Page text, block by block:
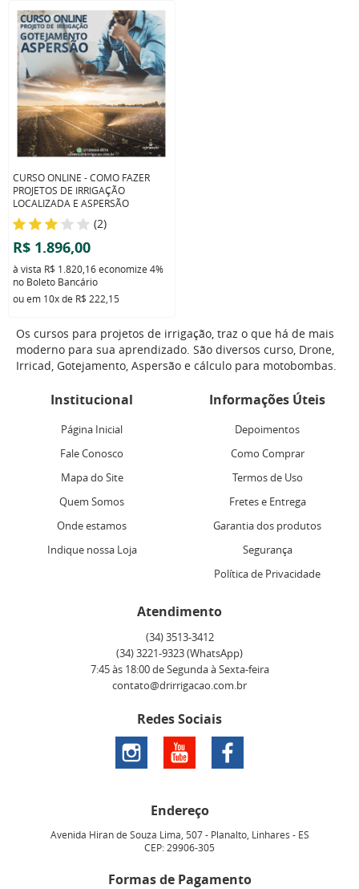
CURSO ONLINE - COMO FAZER
PROJETOS DE IRRIGAÇÃO
LOCALIZADA E ASPERSÃO
(2)
R$ 1.896,00
à vista R$ 1.820,16economize 4%
no Boleto Bancário
ou em 10xde R$ 222,15
Os cursos para projetos de irrigação, traz o que há de mais
moderno para sua aprendizado. São diversos curso, Drone,
Irricad, Gotejamento, Aspersão e cálculo para motobombas.
Institucional
Página Inicial
Fale Conosco
Mapa do Site
Quem Somos
Onde estamos
Indique nossa Loja
Informações Úteis
Depoimentos
Como Comprar
Termos de Uso
Fretes e Entrega
Garantia dos produtos
Segurança
Política de Privacidade
Atendimento
(34)3513-3412
(34)3221-9323(WhatsApp)
7:45 às 18:00 de Segunda à Sexta-feira
contato@drirrigacao.com.br
Redes Sociais
Endereço
Avenida Hiran de Souza Lima, 507- Planalto, Linhares - ES
CEP: 29906-305
Formas de Pagamento